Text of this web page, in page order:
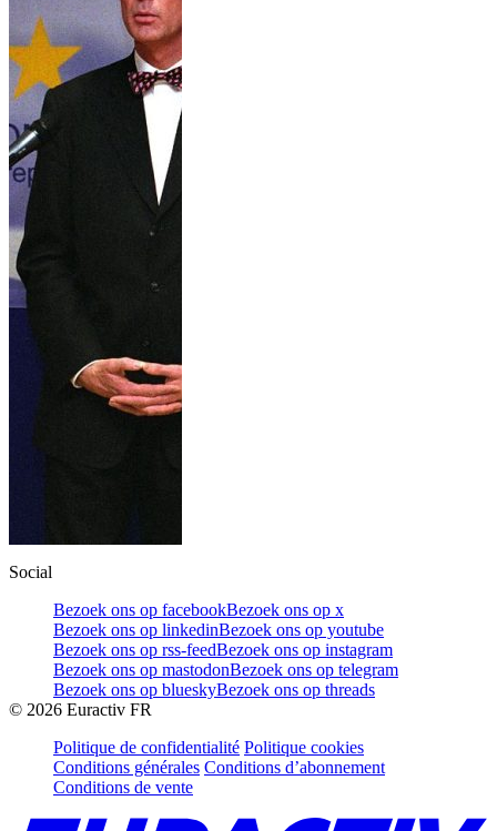
Social
Bezoek ons op facebookBezoek ons op x
Bezoek ons op linkedinBezoek ons op youtube
Bezoek ons op rss-feedBezoek ons op instagram
Bezoek ons op mastodonBezoek ons op telegram
Bezoek ons op blueskyBezoek ons op threads
© 2026 Euractiv FR
Politique de confidentialité Politique cookies
Conditions générales Conditions d’abonnement
Conditions de vente